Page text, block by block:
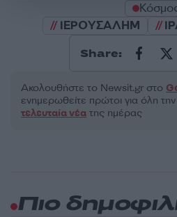
ΙΕΡΟΥΣΑΛΗΜ
Share:
Ακολουθήστε το Νewsit.gr στο
ενημερωθείτε πρώτοι για όλη
τελευταία νέα της ημέρας
Πιο